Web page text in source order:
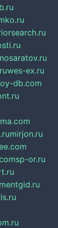
wes-ex.ru
db.com
mirjon.ru
sp-or.ru